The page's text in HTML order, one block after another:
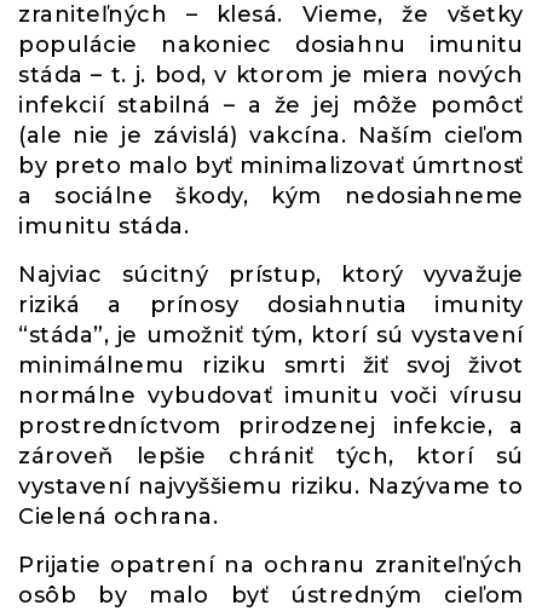
zraniteľných – klesá. Vieme, že všetky
populácie nakoniec dosiahnu imunitu
stáda – t. j. bod, v ktorom je miera nových
infekcií stabilná – a že jej môže pomôcť
(ale nie je závislá) vakcína. Naším cieľom
by preto malo byť minimalizovať úmrtnosť
a sociálne škody, kým nedosiahneme
imunitu stáda.
Najviac súcitný prístup, ktorý vyvažuje
riziká a prínosy dosiahnutia imunity
“stáda”, je umožniť tým, ktorí sú vystavení
minimálnemu riziku smrti žiť svoj život
normálne vybudovať imunitu voči vírusu
prostredníctvom prirodzenej infekcie, a
zároveň lepšie chrániť tých, ktorí sú
vystavení najvyššiemu riziku. Nazývame to
Cielená ochrana.
Prijatie opatrení na ochranu zraniteľných
osôb by malo byť ústredným cieľom